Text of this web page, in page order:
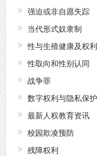
强迫或非自愿失踪
当代形式奴隶制
性与生殖健康及权利
性取向和性别认同
战争罪
数字权利与隐私保护
最新人权教育资讯
校园欺凌预防
残障权利